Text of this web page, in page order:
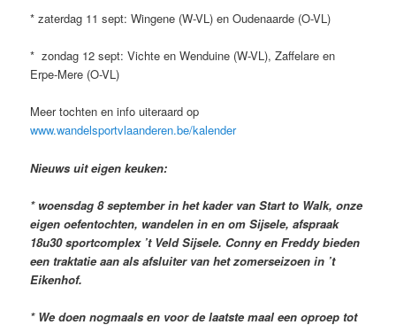
* zaterdag 11 sept: Wingene (W-VL) en Oudenaarde (O-VL)
* zondag 12 sept: Vichte en Wenduine (W-VL), Zaffelare en
Erpe-Mere (O-VL)
Meer tochten en info uiteraard op
www.wandelsportvlaanderen.be/kalender
Nieuws uit eigen keuken:
* woensdag 8 september in het kader van Start to Walk, onze
eigen oefentochten, wandelen in en om Sijsele, afspraak
18u30 sportcomplex ’t Veld Sijsele. Conny en Freddy bieden
een traktatie aan als afsluiter van het zomerseizoen in ’t
Eikenhof.
* We doen nogmaals en voor de laatste maal een oproep tot